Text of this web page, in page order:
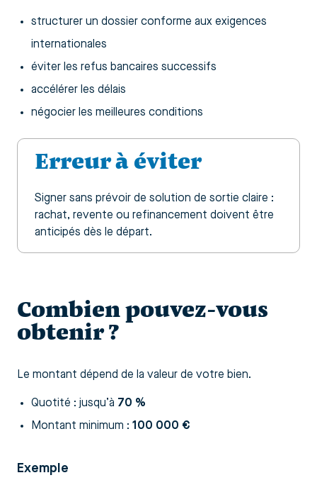
structurer un dossier conforme aux exigences
internationales
éviter les refus bancaires successifs
accélérer les délais
négocier les meilleures conditions
Erreur à éviter
Signer sans prévoir de solution de sortie claire :
rachat, revente ou refinancement doivent être
anticipés dès le départ.
Combien pouvez-vous
obtenir ?
Le montant dépend de la valeur de votre bien.
Quotité : jusqu’à 70 %
Montant minimum : 100 000 €
Exemple